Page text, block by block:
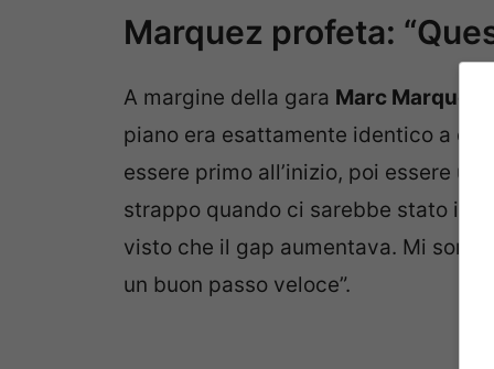
Marquez profeta:
A margine della gara Marc Marquez
piano era esattamente identico a
essere primo all’inizio, poi essere un
strappo quando ci sarebbe stato il
visto che il gap aumentava. Mi sono
un buon passo veloce”.